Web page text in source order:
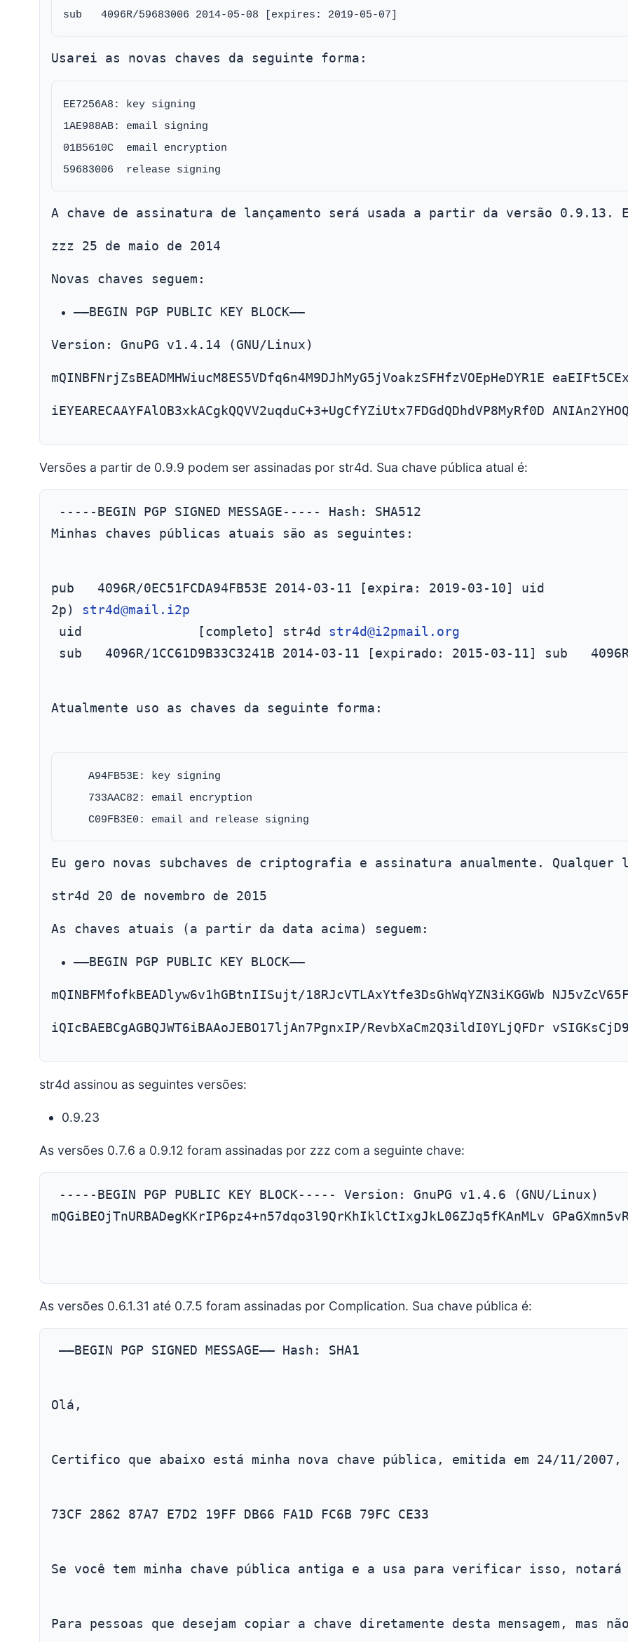
Usarei as novas chaves da seguinte forma:
EE7256A8: key signing
1AE988AB: email signing
01B5610C  email encryption
A chave de assinatura de lançamento será usada a partir da versão 0.9.13.
zzz 25 de maio de 2014
Novas chaves seguem:
—–BEGIN PGP PUBLIC KEY BLOCK—–
Version: GnuPG v1.4.14 (GNU/Linux)
mQINBFNrjZsBEADMHWiucM8ES5VDfq6n4M9DJhMyG5jVoakzSFHfzVOEpHeDYR1E
iEYEARECAAYFAlOB3xkACgkQQVV2uqduC+3+UgCfYZiUtx7FDGdQDhdVP8MyRf0D
Versões a partir de 0.9.9 podem ser assinadas por str4d. Sua chave pública atual é:
Minhas chaves públicas atuais são as seguintes:
pub   4096R/0EC51FCDA94FB53E 2014-03-11 [expira: 2019-03-10] uid
2p) str4d@mail.i2p
uid               [completo] str4d str4d@i2pmail.org
sub   4096R/1CC61D9B33C3241B 2014-03-11 [expirado: 2015-03-11] sub
Atualmente uso as chaves da seguinte forma:
    A94FB53E: key signing
    733AAC82: email encryption
Eu gero novas subchaves de criptografia e assinatura anualmente. Qualquer
str4d 20 de novembro de 2015
As chaves atuais (a partir da data acima) seguem:
—–BEGIN PGP PUBLIC KEY BLOCK—–
mQINBFMfofkBEADlyw6v1hGBtnIISujt/18RJcVTLAxYtfe3DsGhWqYZN3iKGGWb
iQIcBAEBCgAGBQJWT6iBAAoJEBO17ljAn7PgnxIP/RevbXaCm2Q3ildI0YLjQFDr
str4d assinou as seguintes versões:
0.9.23
As versões 0.7.6 a 0.9.12 foram assinadas por zzz com a seguinte chave:
mQGiBEOjTnURBADegKKrIP6pz4+n57dqo3l9QrKhIklCtIxgJkL06ZJq5fKAnMLv
As versões 0.6.1.31 até 0.7.5 foram assinadas por Complication. Sua chave pública é:
—–BEGIN PGP SIGNED MESSAGE—– Hash: SHA1
Olá,
Certifico que abaixo está minha nova chave pública, emitida em 24/11/
73CF 2862 87A7 E7D2 19FF DB66 FA1D FC6B 79FC CE33
Se você tem minha chave pública antiga e a usa para verificar isso, notará
Para pessoas que desejam copiar a chave diretamente desta mensagem,